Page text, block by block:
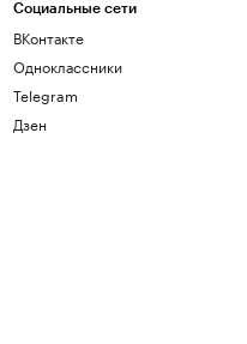
Социальные сети
ВКонтакте
Одноклассники
Telegram
Дзен